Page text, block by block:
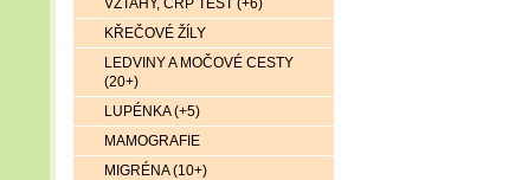
VZTAHY, CRP TEST (+6)
KŘEČOVÉ ŽÍLY
LEDVINY A MOČOVÉ CESTY
(20+)
LUPÉNKA (+5)
MAMOGRAFIE
MIGRÉNA (10+)